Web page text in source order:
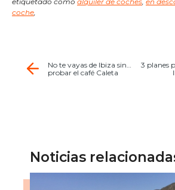
coche,
No te vayas de Ibiza sin…
probar el café Caleta
3 planes
Noticias